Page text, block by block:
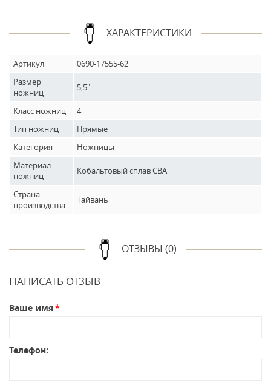
ХАРАКТЕРИСТИКИ
Артикул
0690-17555-62
Размер
ножниц
5,5"
Класс ножниц
4
Тип ножниц
Прямые
Категория
Ножницы
Материал
ножниц
Кобальтовый сплав CBA
Страна
производства
Тайвань
ОТЗЫВЫ (0)
НАПИСАТЬ ОТЗЫВ
Ваше имя
Телефон: